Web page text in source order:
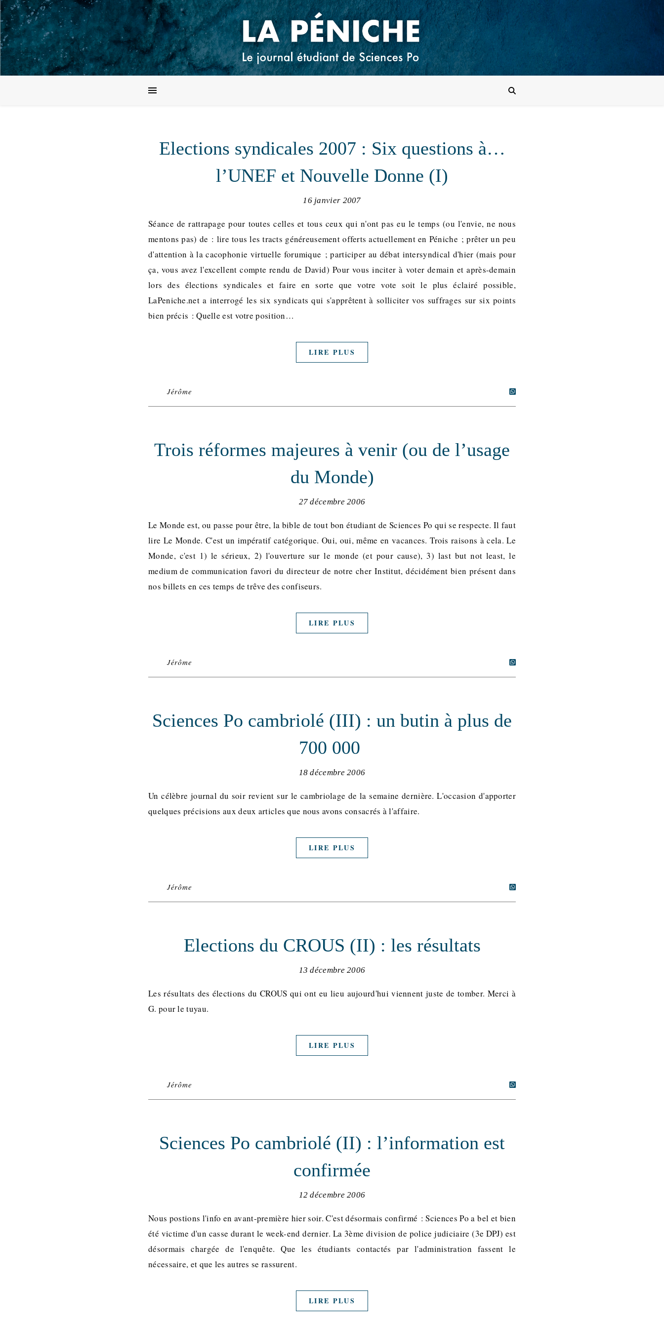
Elections syndicales 2007 : Six questions à…
l’UNEF et Nouvelle Donne (I)
16 janvier 2007
Séance de rattrapage pour toutes celles et tous ceux qui n'ont pas eu le temps (ou l'envie, ne nous
mentons pas) de : lire tous les tracts généreusement offerts actuellement en Péniche ; prêter un peu
d'attention à la cacophonie virtuelle forumique ; participer au débat intersyndical d'hier (mais pour
ça, vous avez l'excellent compte rendu de David) Pour vous inciter à voter demain et après-demain
lors des élections syndicales et faire en sorte que votre vote soit le plus éclairé possible,
LaPeniche.net a interrogé les six syndicats qui s'apprêtent à solliciter vos suffrages sur six points
bien précis : Quelle est votre position…
LIRE PLUS
Jérôme
Trois réformes majeures à venir (ou de l’usage
du Monde)
27 décembre 2006
Le Monde est, ou passe pour être, la bible de tout bon étudiant de Sciences Po qui se respecte. Il faut
lire Le Monde. C'est un impératif catégorique. Oui, oui, même en vacances. Trois raisons à cela. Le
Monde, c'est 1) le sérieux, 2) l'ouverture sur le monde (et pour cause), 3) last but not least, le
medium de communication favori du directeur de notre cher Institut, décidément bien présent dans
nos billets en ces temps de trêve des confiseurs.
LIRE PLUS
Jérôme
Sciences Po cambriolé (III) : un butin à plus de
700 000 
18 décembre 2006
Un célèbre journal du soir revient sur le cambriolage de la semaine dernière. L'occasion d'apporter
quelques précisions aux deux articles que nous avons consacrés à l'affaire.
LIRE PLUS
Jérôme
Elections du CROUS (II) : les résultats
13 décembre 2006
Les résultats des élections du CROUS qui ont eu lieu aujourd'hui viennent juste de tomber. Merci à
G. pour le tuyau.
LIRE PLUS
Jérôme
Sciences Po cambriolé (II) : l’information est
confirmée
12 décembre 2006
Nous postions l'info en avant-première hier soir. C'est désormais confirmé : Sciences Po a bel et bien
été victime d'un casse durant le week-end dernier. La 3ème division de police judiciaire (3e DPJ) est
désormais chargée de l'enquête. Que les étudiants contactés par l'administration fassent le
nécessaire, et que les autres se rassurent.
LIRE PLUS